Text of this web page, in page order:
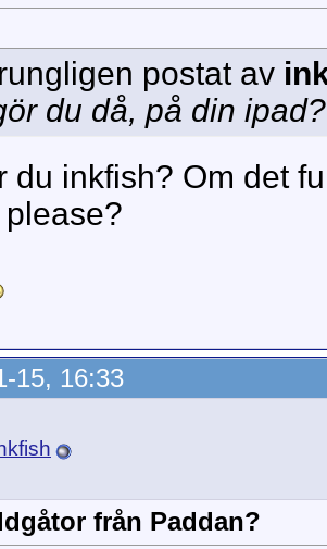
postat av
du då, på din ipad?
du inkfish? Om det
15, 16:33
från Paddan?